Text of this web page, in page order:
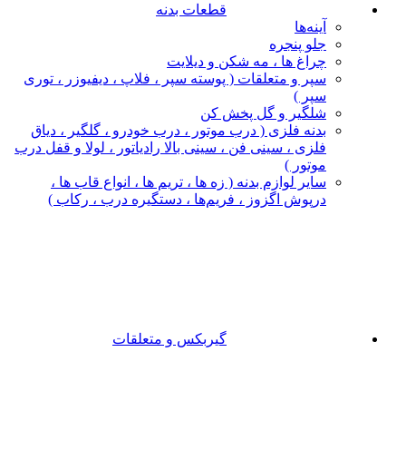
قطعات بدنه
آینه‌ها
جلو پنجره
چراغ‌ ها ، مه‌ شکن و دیلایت
سپر و متعلقات ( پوسته سپر ، فلاپ ، دیفیوزر ، توری
سپر )
شلگیر و گل‌ پخش‌ کن
بدنه فلزی ( درب موتور ، درب خودرو ، گلگیر ، دیاق
فلزی ، سینی فن ، سینی بالا رادیاتور ، لولا و قفل درب
موتور )
سایر لوازم بدنه ( زه ها ، تریم ها ، انواع قاب ها ،
درپوش اگزوز ، فریم‌ها ، دستگیره درب ، رکاب )
گیربکس و متعلقات